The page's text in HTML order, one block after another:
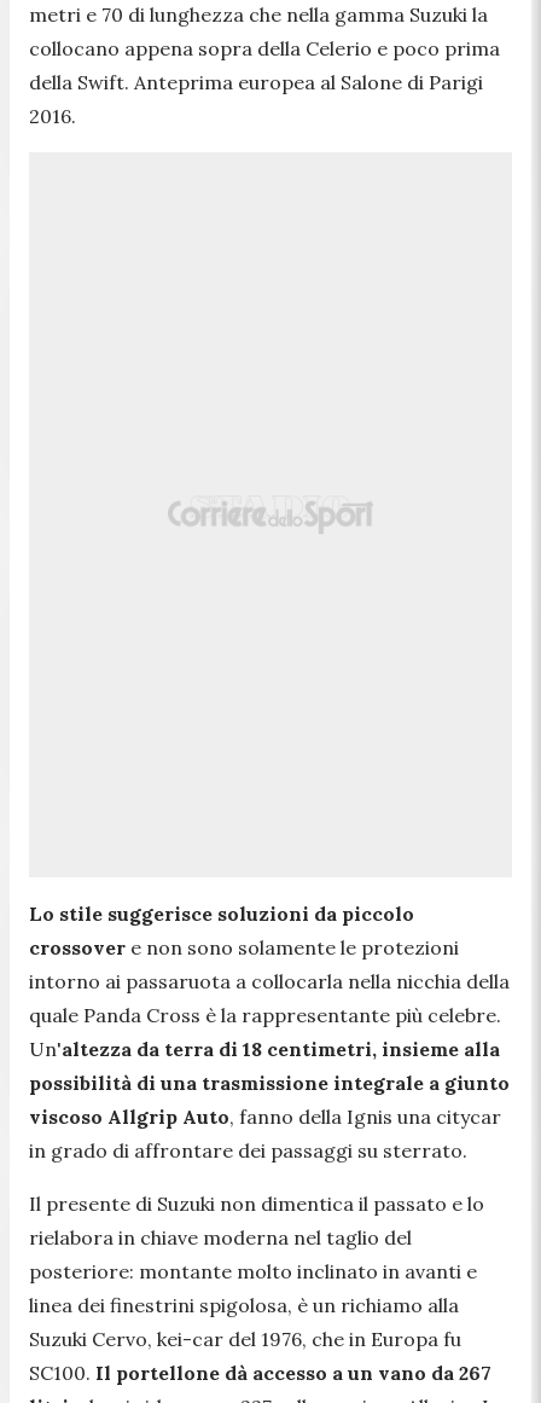
metri e 70 di lunghezza che nella gamma Suzuki la
collocano appena sopra della Celerio e poco prima
della Swift. Anteprima europea al Salone di Parigi
2016.
Lo stile suggerisce soluzioni da piccolo
crossover e non sono solamente le protezioni
intorno ai passaruota a collocarla nella nicchia della
quale Panda Cross è la rappresentante più celebre.
Un'altezza da terra di 18 centimetri, insieme alla
possibilità di una trasmissione integrale a giunto
viscoso Allgrip Auto, fanno della Ignis una citycar
in grado di affrontare dei passaggi su sterrato.
Il presente di Suzuki non dimentica il passato e lo
rielabora in chiave moderna nel taglio del
posteriore: montante molto inclinato in avanti e
linea dei finestrini spigolosa, è un richiamo alla
Suzuki Cervo, kei-car del 1976, che in Europa fu
SC100. Il portellone dà accesso a un vano da 267